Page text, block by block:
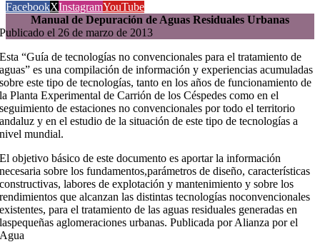
FacebookXInstagramYouTube
Manual de Depuración de Aguas Residuales Urbanas
Publicado el 26 de marzo de 2013
Esta “Guía de tecnologías no convencionales para el tratamiento de
aguas” es una compilación de información y experiencias acumuladas
sobre este tipo de tecnologías, tanto en los años de funcionamiento de
la Planta Experimental de Carrión de los Céspedes como en el
seguimiento de estaciones no convencionales por todo el territorio
andaluz y en el estudio de la situación de este tipo de tecnologías a
nivel mundial.
El objetivo básico de este documento es aportar la información
necesaria sobre los fundamentos,parámetros de diseño, características
constructivas, labores de explotación y mantenimiento y sobre los
rendimientos que alcanzan las distintas tecnologías noconvencionales
existentes, para el tratamiento de las aguas residuales generadas en
laspequeñas aglomeraciones urbanas. Publicada por Alianza por el
Agua